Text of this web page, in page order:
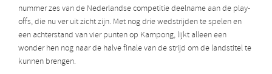
nummer zes van de Nederlandse competitie deelname aan de play-
offs, die nu ver uit zicht zijn. Met nog drie wedstrijden te spelen en
een achterstand van vier punten op Kampong, lijkt alleen een
wonder hen nog naar de halve finale van de strijd om de landstitel te
kunnen brengen.